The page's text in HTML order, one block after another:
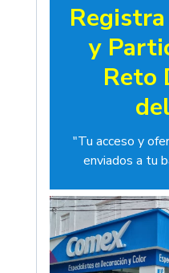
y
Reto
"Tu acceso y
enviados a tu